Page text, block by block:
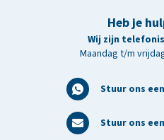
Heb je
Wij zijn
Maandag t/m
Stuur ons
Stuur ons